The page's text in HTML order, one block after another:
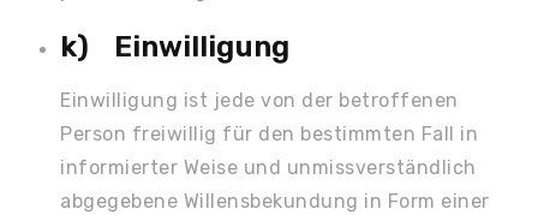
k) Einwilligung
Einwilligung ist jede von der betroffenen
Person freiwillig für den bestimmten Fall in
informierter Weise und unmissverständlich
abgegebene Willensbekundung in Form einer